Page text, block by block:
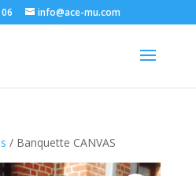
info@ace-mu.com
/ Banquette CANVAS